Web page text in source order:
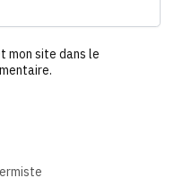
mon site dans le